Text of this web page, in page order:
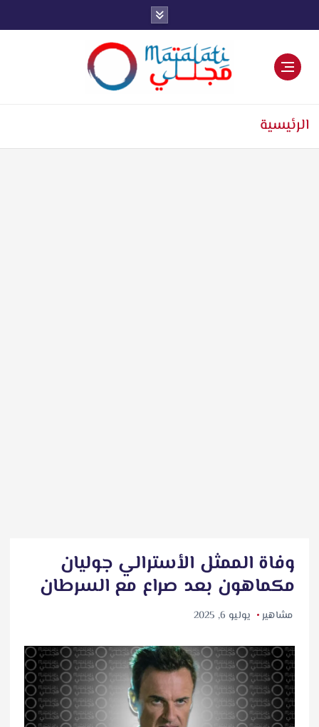
ل
الرئيسية
وفاة الممثل الأسترالي جوليان
مكماهون بعد صراع مع السرطان
مشاهير يوليو 6, 2025